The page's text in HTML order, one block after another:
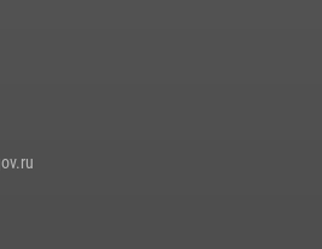
в преодолении полосы